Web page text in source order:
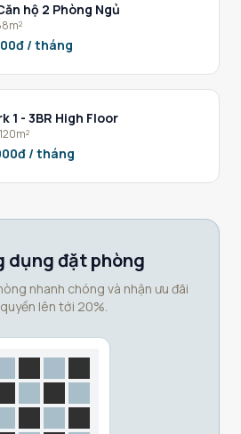
5 - Căn hộ 2 Phòng Ngủ
/ tháng
1 - 3BR High Floor
/ tháng
dụng đặt phòng
nhanh chóng và nhận ưu đãi
lên tới 20%.